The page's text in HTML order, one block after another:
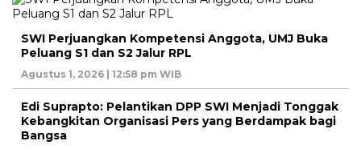
SWI Perjuangkan Kompetensi Anggota, UMJ Buka
Peluang S1 dan S2 Jalur RPL
Agustus 1, 2026 | 12:58 pm WIB
Edi Suprapto: Pelantikan DPP SWI Menjadi Tonggak
Kebangkitan Organisasi Pers yang Berdampak bagi
Bangsa